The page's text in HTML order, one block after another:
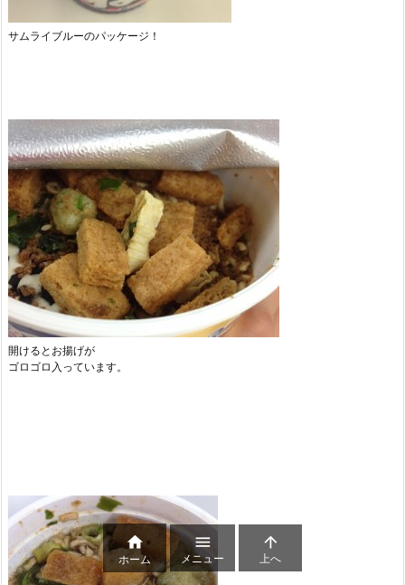
サムライブルーのパッケージ！
開けるとお揚げが
ゴロゴロ入っています。

ホーム

メニュー

上へ